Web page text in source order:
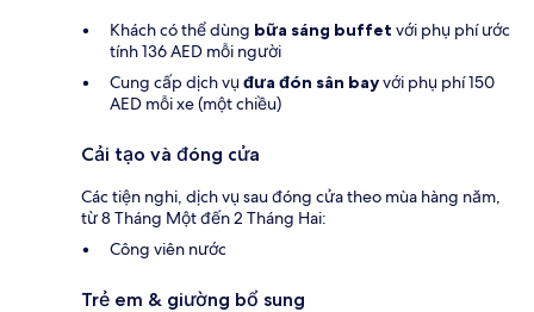
Khách có thể dùng bữa sáng buffet với phụ phí ước
tính 136 AED mỗi người
Cung cấp dịch vụ đưa đón sân bayvới phụ phí 150
AED mỗi xe (một chiều)
Cải tạo và đóng cửa
Các tiện nghi, dịch vụ sau đóng cửa theo mùa hàng năm,
từ 8 Tháng Một đến 2 Tháng Hai:
Công viên nước
Trẻ em & giường bổ sung